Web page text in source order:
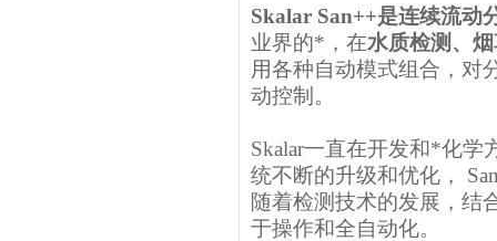
Skalar San++是连续流动
业界的*，在水质检测、
用各种自动模式组合，对
动控制。
Skalar一直在开发和*化学
统不断的升级和优化，
随着检测技术的发展，结
于操作和全自动化。